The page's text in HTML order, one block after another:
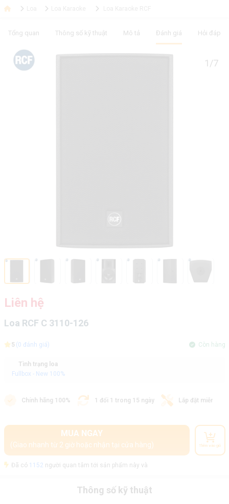
Tổng quan Thông số kỹ thuật Mô tả Đánh giá Hỏi đáp
1/7
Liên hệ
Loa RCF C 3110-126
5 (0 đánh giá) Còn hàng
Tình trạng loa
Fullbox - New 100%
Chính hãng 100% 1 đổi 1 trong 15 ngày Lắp đặt miễn phí
MUA NGAY
(Giao nhanh từ 2 giờ hoặc nhận tại cửa hàng) Thêm vào giỏ
Đã có 1152 người quan tâm tới sản phẩm này và
Thông số kỹ thuật